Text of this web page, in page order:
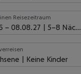
Reisezeitraum
– 08.08.27 5-8 Nächte
Keine Kinder